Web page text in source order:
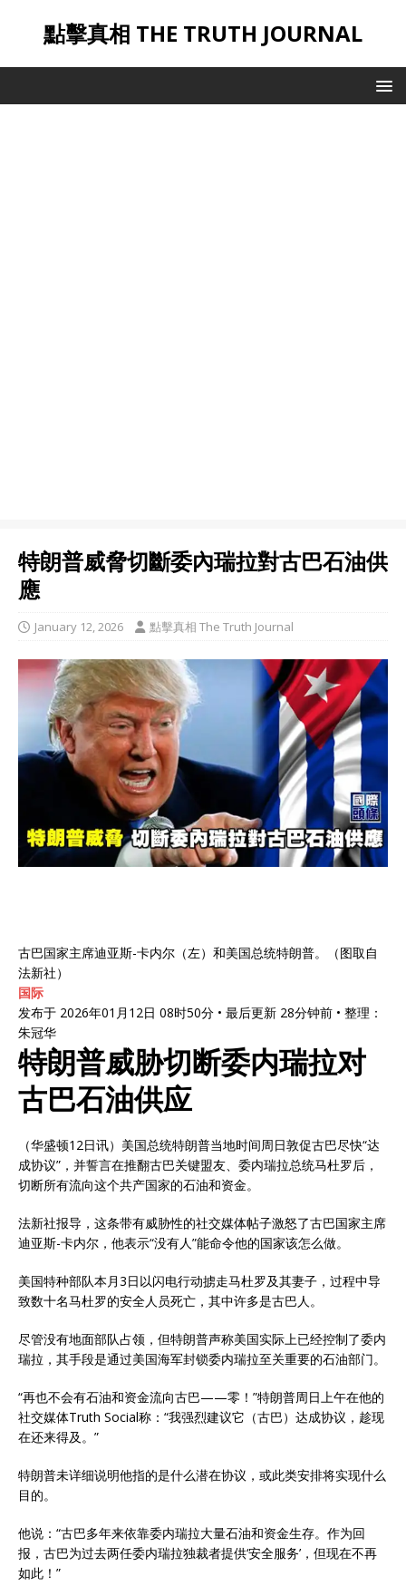
點擊真相 THE TRUTH JOURNAL
特朗普威脅切斷委內瑞拉對古巴石油供
應
January 12, 2026 點擊真相 The Truth Journal
古巴国家主席迪亚斯-卡内尔（左）和美国总统特朗普。（图取自
法新社）
国际
发布于 2026年01月12日 08时50分 • 最后更新 28分钟前 • 整理：
朱冠华
特朗普威胁切断委内瑞拉对
古巴石油供应
（华盛顿12日讯）美国总统特朗普当地时间周日敦促古巴尽快“达
成协议”，并誓言在推翻古巴关键盟友、委内瑞拉总统马杜罗后，
切断所有流向这个共产国家的石油和资金。
法新社报导，这条带有威胁性的社交媒体帖子激怒了古巴国家主席
迪亚斯-卡内尔，他表示“没有人”能命令他的国家该怎么做。
美国特种部队本月3日以闪电行动掳走马杜罗及其妻子，过程中导
致数十名马杜罗的安全人员死亡，其中许多是古巴人。
尽管没有地面部队占领，但特朗普声称美国实际上已经控制了委内
瑞拉，其手段是通过美国海军封锁委内瑞拉至关重要的石油部门。
“再也不会有石油和资金流向古巴——零！”特朗普周日上午在他的
社交媒体Truth Social称：“我强烈建议它（古巴）达成协议，趁现
在还来得及。”
特朗普未详细说明他指的是什么潜在协议，或此类安排将实现什么
目的。
他说：“古巴多年来依靠委内瑞拉大量石油和资金生存。作为回
报，古巴为过去两任委内瑞拉独裁者提供‘安全服务’，但现在不再
如此！”